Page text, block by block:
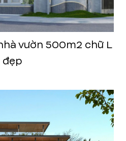
vườn 500m2 chữ L
đẹp